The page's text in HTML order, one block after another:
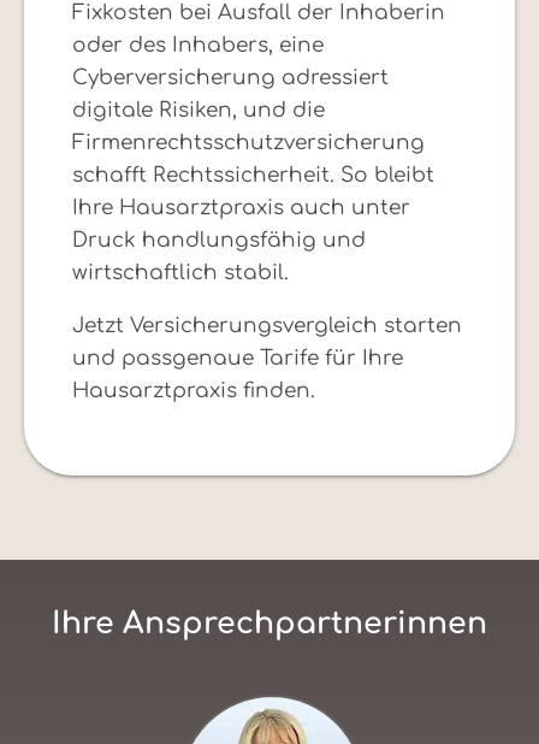
Fixkosten bei Ausfall der Inhaberin
oder des Inhabers, eine
Cyberversicherung adressiert
digitale Risiken, und die
Firmenrechtsschutzversicherung
schafft Rechtssicherheit. So bleibt
Ihre Hausarztpraxis auch unter
Druck handlungsfähig und
wirtschaftlich stabil.
Jetzt Versicherungsvergleich starten
und passgenaue Tarife für Ihre
Hausarztpraxis finden.
Ihre Ansprechpartnerinnen